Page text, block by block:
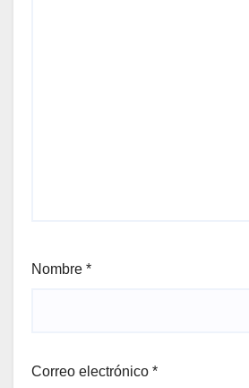
Nombre *
Correo electrónico *